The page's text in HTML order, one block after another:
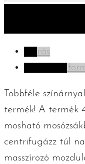
Leírás
További
Többféle
termék! A termék
mosható
centrifugázz túl
masszírozó